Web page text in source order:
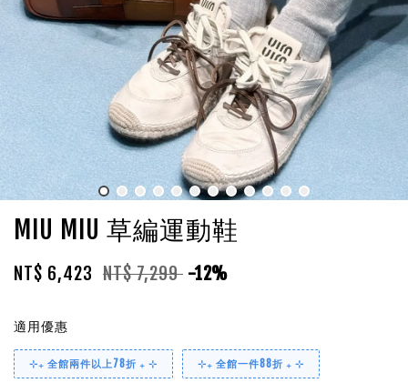
MIU MIU 草編運動鞋
NT$ 6,423 NT$ 7,299 -12%
適用優惠
⊹₊ 全館兩件以上78折 ₊ ⊹ ⊹₊ 全館一件88折 ₊ ⊹